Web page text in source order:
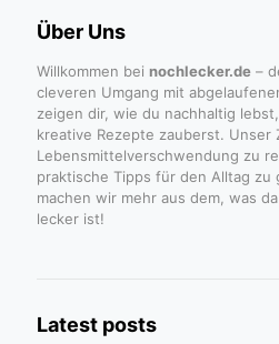
Über Uns
Willkommen bei nochlecker.de –
cleveren Umgang mit
zeigen dir, wie du nachhaltig
kreative Rezepte zauberst. Unser
Lebensmittelverschwendung zu
praktische Tipps für den Alltag zu
machen wir mehr aus dem, was
lecker ist!
Latest posts